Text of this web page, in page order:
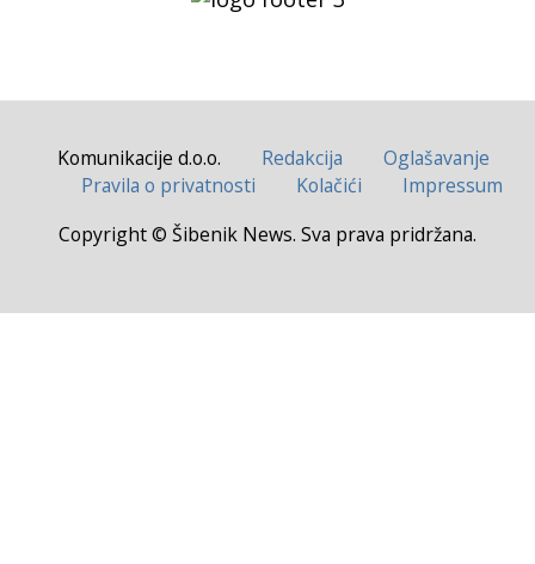
Komunikacije d.o.o. Redakcija
Oglašavanje
Pravila o privatnosti
Kolačići
Impressum
Copyright © Šibenik News. Sva prava pridržana.